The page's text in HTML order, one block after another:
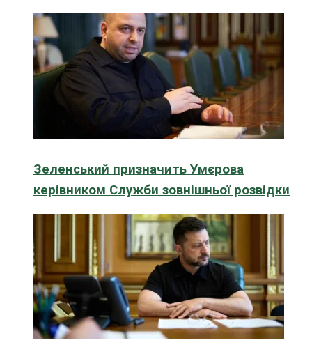
Зеленський призначить Умєрова
керівником Служби зовнішньої розвідки